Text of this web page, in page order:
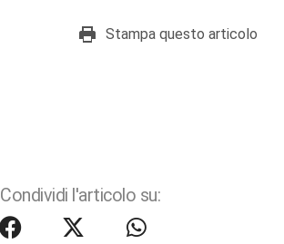
Stampa questo articolo
Condividi l'articolo su: